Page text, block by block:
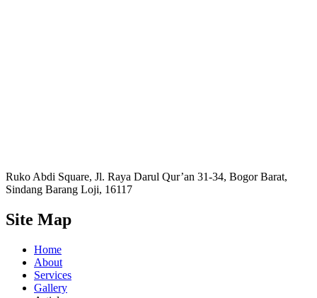
Ruko Abdi Square, Jl. Raya Darul Qur’an 31-34, Bogor Barat,
Sindang Barang Loji, 16117
Site Map
Home
About
Services
Gallery